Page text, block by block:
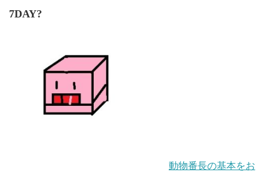
7DAY?
動物番長の基本をお